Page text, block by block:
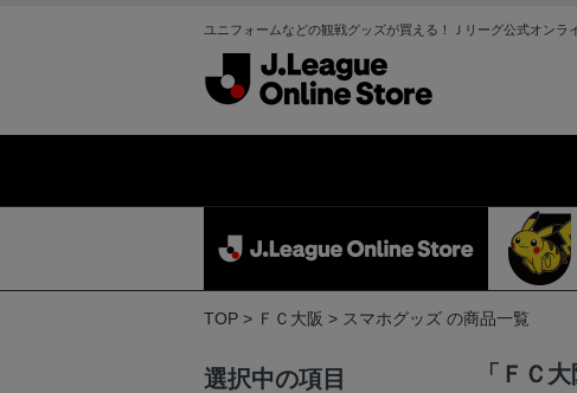
ユニフォームなどの観戦グッズが買える！Ｊリーグ公式オンラ
TOP ＦＣ大阪 スマホグッズ の商品一覧
「ＦＣ
選択中の項目